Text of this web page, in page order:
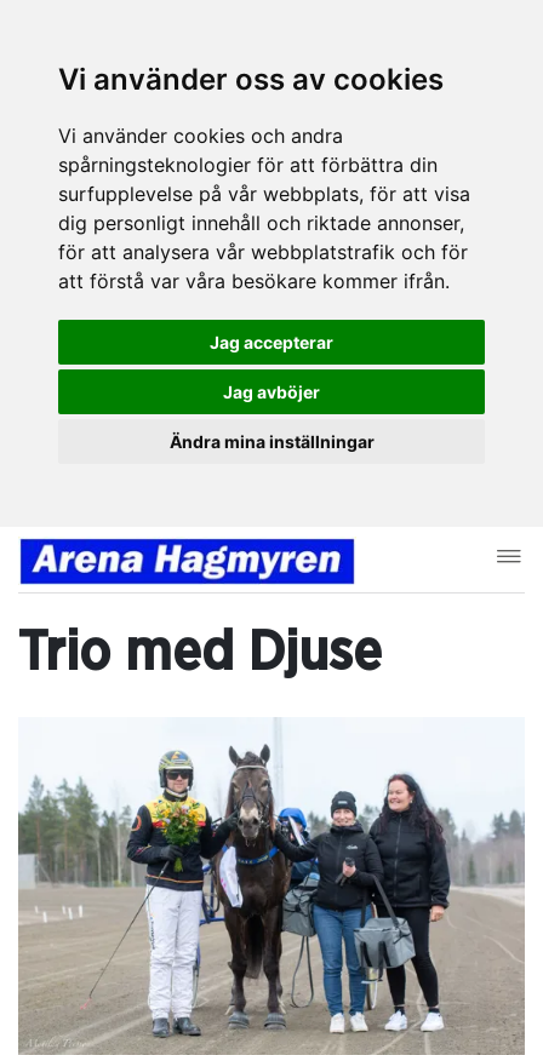
Vi använder oss av cookies
Vi använder cookies och andra
spårningsteknologier för att förbättra din
surfupplevelse på vår webbplats, för att visa
dig personligt innehåll och riktade annonser,
för att analysera vår webbplatstrafik och för
att förstå var våra besökare kommer ifrån.
Jag accepterar
Jag avböjer
Ändra mina inställningar
Trio med Djuse